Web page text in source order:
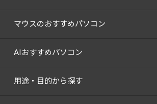
マウスのおすすめパソコン
AIおすすめパソコン
用途・目的から探す